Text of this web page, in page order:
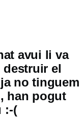
avui li va
el
no tinguem
han pogut
:-(